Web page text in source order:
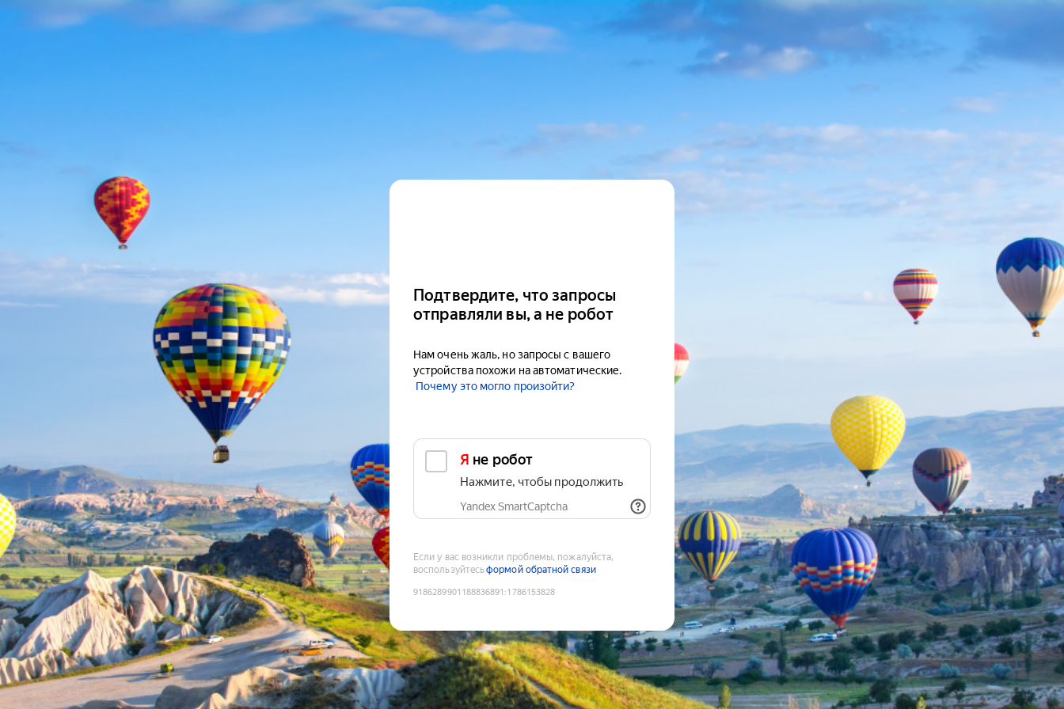
Подтвердите, что запросы
отправляли вы, а не робот
Нам очень жаль, но запросы с вашего
устройства похожи на автоматические.
Почему это могло произойти?
Я не робот
Нажмите, чтобы продолжить
Yandex SmartCaptcha
Если у вас возникли проблемы, пожалуйста,
воспользуйтесьформой обратной связи
9186289901188836891 :1786153828